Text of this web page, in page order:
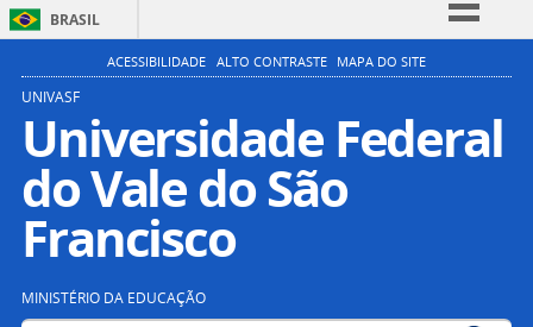
BRASIL
Simplifique!
Participe
Acesso à informação
Legislação
ACESSIBILIDADE ALTO CONTRASTE MAPA DO SITE
UNIVASF
Universidade Federal
do Vale do São
Francisco
MINISTÉRIO DA EDUCAÇÃO